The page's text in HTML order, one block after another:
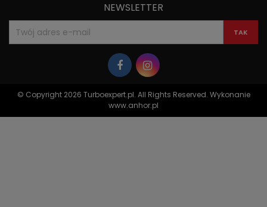
NEWSLETTER
© Copyright 2026 Turboexpert.pl. All Rights Reserved. Wykonanie
www.anhor.pl